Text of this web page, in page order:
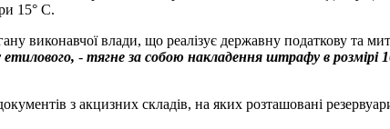
15° C.
виконавчої влади, що реалізує державну податкову та
- тягне за собою накладення штрафу в розмірі
з акцизних складів, на яких розташовані